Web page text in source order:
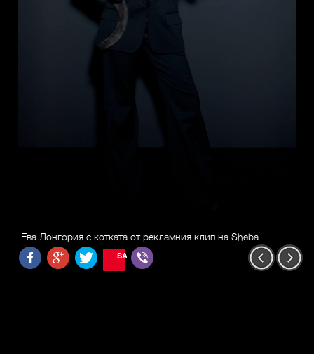
Ева Лонгория с котката от рекламния клип на Sheba
SAVE